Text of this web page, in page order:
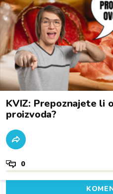
KVIZ: Prepoznajete li
proizvoda?
0